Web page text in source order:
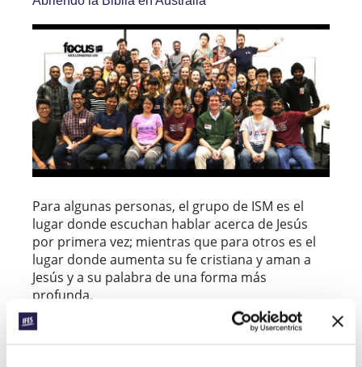
Para algunas personas, el grupo de ISM es el
lugar donde escuchan hablar acerca de Jesús
por primera vez; mientras que para otros es el
lugar donde aumenta su fe cristiana y aman a
Jesús y a su palabra de una forma más
profunda.
Lilly — una estudiante china que estudia en